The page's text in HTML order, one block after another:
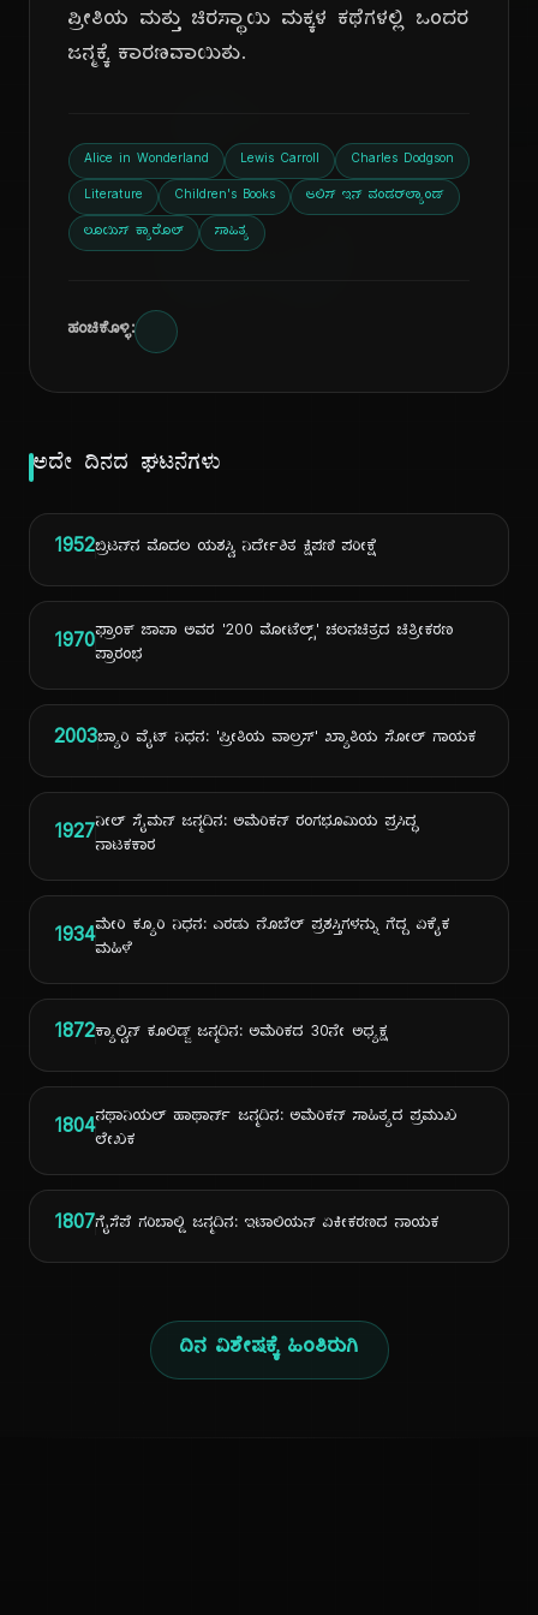
ದಿ
ಪ್ರೀತಿಯ ಮತ್ತು ಚಿರಸ್ಥಾಯಿ ಮಕ್ಕಳ ಕಥೆಗಳಲ್ಲಿ ಒಂದರ
ಜನ್ಮಕ್ಕೆ ಕಾರಣವಾಯಿತು.
Alice in Wonderland Lewis Carroll Charles Dodgson
Literature Children's Books ಆಲಿಸ್ ಇನ್ ವಂಡರ್‌ಲ್ಯಾಂಡ್
ಲೂಯಿಸ್ ಕ್ಯಾರೊಲ್ ಸಾಹಿತ್ಯ
ಹಂಚಿಕೊಳ್ಳಿ:
ಅದೇ ದಿನದ ಘಟನೆಗಳು
1952ಬ್ರಿಟನ್‌ನ ಮೊದಲ ಯಶಸ್ವಿ ನಿರ್ದೇಶಿತ ಕ್ಷಿಪಣಿ ಪರೀಕ್ಷೆ
1970ಫ್ರಾಂಕ್ ಜಾಪಾ ಅವರ '200 ಮೋಟೆಲ್ಸ್' ಚಲನಚಿತ್ರದ ಚಿತ್ರೀಕರಣ
ಪ್ರಾರಂಭ
2003ಬ್ಯಾರಿ ವೈಟ್ ನಿಧನ: 'ಪ್ರೀತಿಯ ವಾಲ್ರಸ್' ಖ್ಯಾತಿಯ ಸೋಲ್ ಗಾಯಕ
1927ನೀಲ್ ಸೈಮನ್ ಜನ್ಮದಿನ: ಅಮೆರಿಕನ್ ರಂಗಭೂಮಿಯ ಪ್ರಸಿದ್ಧ
ನಾಟಕಕಾರ
1934ಮೇರಿ ಕ್ಯೂರಿ ನಿಧನ: ಎರಡು ನೊಬೆಲ್ ಪ್ರಶಸ್ತಿಗಳನ್ನು ಗೆದ್ದ ಏಕೈಕ
ಮಹಿಳೆ
1872ಕ್ಯಾಲ್ವಿನ್ ಕೂಲಿಡ್ಜ್ ಜನ್ಮದಿನ: ಅಮೆರಿಕದ 30ನೇ ಅಧ್ಯಕ್ಷ
1804ನಥಾನಿಯಲ್ ಹಾಥಾರ್ನ್ ಜನ್ಮದಿನ: ಅಮೆರಿಕನ್ ಸಾಹಿತ್ಯದ ಪ್ರಮುಖ
ಲೇಖಕ
1807ಗೈಸೆಪೆ ಗರಿಬಾಲ್ಡಿ ಜನ್ಮದಿನ: ಇಟಾಲಿಯನ್ ಏಕೀಕರಣದ ನಾಯಕ
ದಿನ ವಿಶೇಷಕ್ಕೆ ಹಿಂತಿರುಗಿ